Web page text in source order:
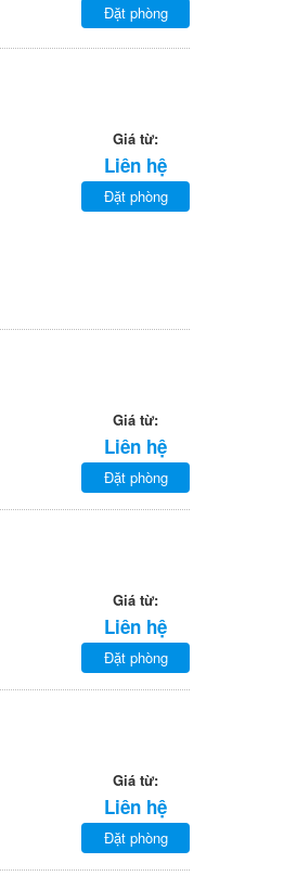
Đặt phòng
Giá từ:
Liên hệ
Đặt phòng
Giá từ:
Liên hệ
Đặt phòng
Giá từ:
Liên hệ
Đặt phòng
Giá từ:
Liên hệ
Đặt phòng